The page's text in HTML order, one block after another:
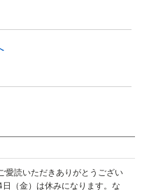
愛読いただきありがとうござい
（金）は休みになります。な